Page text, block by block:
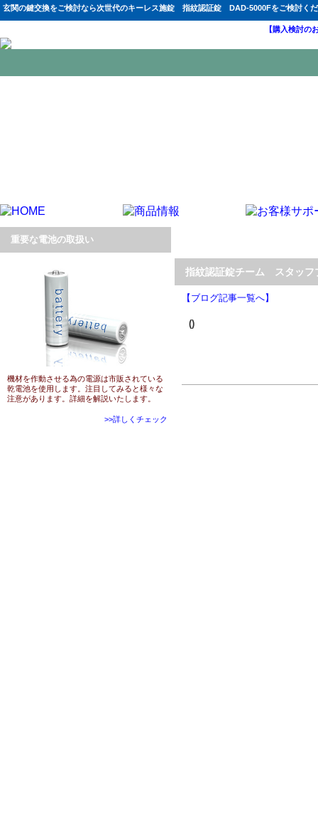
玄関の鍵交換をご検討なら次世代のキーレス施錠 指紋認証錠 DAD-5000Fをご検討く
【購入検討
重要な電池の取扱い
機材を作動させる為の電源は市販されている
乾電池を使用します。注目してみると様々な
注意があります。詳細を解説いたします。
>>詳しくチェック
指紋認証錠チーム スタッフ
【ブログ記事一覧へ】
()